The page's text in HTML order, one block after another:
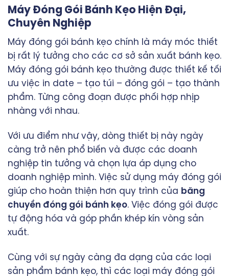
Máy Đóng Gói Bánh Kẹo Hiện Đại,
Chuyên Nghiệp
Máy đóng gói bánh kẹo chính là máy móc thiết
bị rất lý tưởng cho các cơ sở sản xuất bánh kẹo.
Máy đóng gói bánh kẹo thường được thiết kế tối
ưu việc in date – tạo túi – đóng gói – tạo thành
phẩm. Từng công đoạn được phối hợp nhịp
nhàng với nhau.
Với ưu điểm như vậy, dòng thiết bị này ngày
càng trở nên phổ biến và được các doanh
nghiệp tin tưởng và chọn lựa áp dụng cho
doanh nghiệp mình. Việc sử dụng máy đóng gói
giúp cho hoàn thiện hơn quy trình của băng
chuyền đóng gói bánh kẹo. Việc đóng gói được
tự động hóa và góp phần khép kín vòng sản
xuất.
Cùng với sự ngày càng đa dạng của các loại
sản phẩm bánh kẹo, thì các loại máy đóng gói